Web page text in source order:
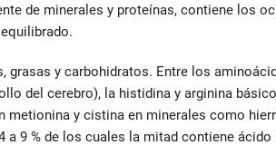
de minerales y proteínas, contiene los
grasas y carbohidratos. Entre los
del cerebro), la histidina y arginina
metionina y cistina en minerales como
a 9 % de los cuales la mitad contiene